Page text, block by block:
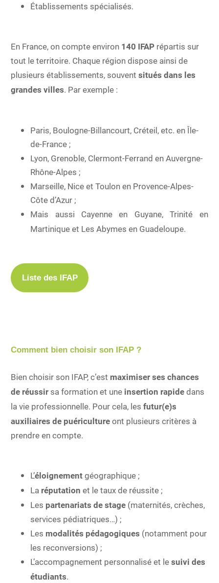
Établissements spécialisés.
En France, on compte environ 140 IFAP répartis sur
tout le territoire. Chaque région dispose ainsi de
plusieurs établissements, souventsitués dans les
grandes villes. Par exemple :
Paris, Boulogne-Billancourt, Créteil, etc. en Île-
de-France ;
Lyon, Grenoble, Clermont-Ferrand en Auvergne-
Rhône-Alpes ;
Marseille, Nice et Toulon en Provence-Alpes-
Côte d’Azur ;
Mais aussi Cayenne en Guyane, Trinité en
Martinique et Les Abymes en Guadeloupe.
Liste des IFAP
Comment bien choisir son IFAP ?
Bien choisir son IFAP, c’est maximiser ses chances
de réussir sa formation et une insertion rapidedans
la vie professionnelle. Pour cela, lesfutur(e)s
auxiliaires de puéricultureont plusieurs critères à
prendre en compte.
L’éloignementgéographique ;
La réputation et le taux de réussite ;
Les partenariats de stage (maternités, crèches,
services pédiatriques…) ;
Les modalités pédagogiques (notamment pour
les reconversions) ;
L’accompagnement personnalisé et lesuivi des
étudiants.